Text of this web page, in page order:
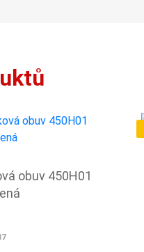
obuv 450H01